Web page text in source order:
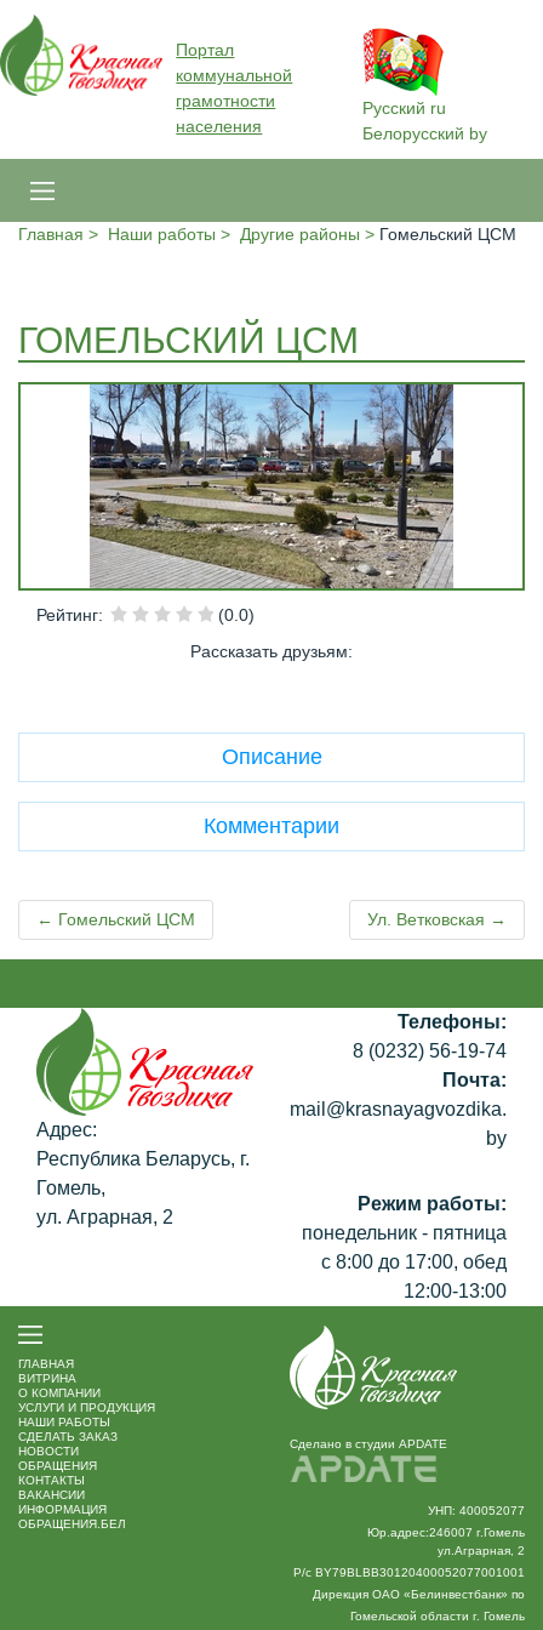
Портал
коммунальной
грамотности
населения
Русский ru
Белорусский by
Главная Наши работы Другие районы Гомельский ЦСМ
ГОМЕЛЬСКИЙ ЦСМ
Рейтинг:
(0.0)
Рассказать друзьям:
Описание
Комментарии
← Гомельский ЦСМ Ул. Ветковская →
Адрес:
Республика Беларусь, г.
Гомель,
ул. Аграрная, 2
Телефоны:
8 (0232) 56-19-74
Почта:
mail@krasnayagvozdika.
by
Режим работы:
понедельник - пятница
с 8:00 до 17:00, обед
12:00-13:00
ГЛАВНАЯ
ВИТРИНА
O КОМПАНИИ
УСЛУГИ И ПРОДУКЦИЯ
НАШИ РАБОТЫ
СДЕЛАТЬ ЗАКАЗ
НОВОСТИ
ОБРАЩЕНИЯ
КОНТАКТЫ
ВАКАНСИИ
ИНФОРМАЦИЯ
ОБРАЩЕНИЯ.БЕЛ
Сделано в студии APDATE
УНП: 400052077
Юр.адрес:246007 г.Гомель
ул.Аграрная, 2
Р/с BY79BLBB30120400052077001001
Дирекция ОАО «Белинвестбанк» по
Гомельской области г. Гомель